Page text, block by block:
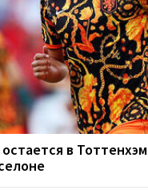
в